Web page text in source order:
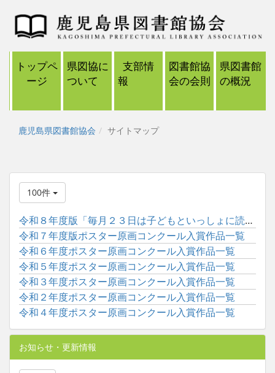
トップペ
ージ
県図協に
ついて
支部情
報
図書館協
会の会則
県図書館
の概況
鹿児島県図書館協会 サイトマップ
100件
令和８年度版「毎月２３日は子どもといっしょに読書の日」ポスタ...
令和７年度版ポスター原画コンクール入賞作品一覧
令和６年度ポスター原画コンクール入賞作品一覧
令和５年度ポスター原画コンクール入賞作品一覧
令和３年度ポスター原画コンクール入賞作品一覧
令和２年度ポスター原画コンクール入賞作品一覧
令和４年度ポスター原画コンクール入賞作品一覧
お知らせ・更新情報